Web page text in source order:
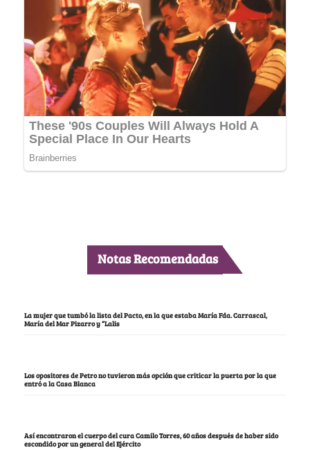
Notas Recomendadas
La mujer que tumbó la lista del Pacto, en la que estaba María Fda. Carrascal,
María del Mar Pizarro y “Lalis
Los opositores de Petro no tuvieron más opción que criticar la puerta por la que
entró a la Casa Blanca
Así encontraron el cuerpo del cura Camilo Torres, 60 años después de haber sido
escondido por un general del Ejército